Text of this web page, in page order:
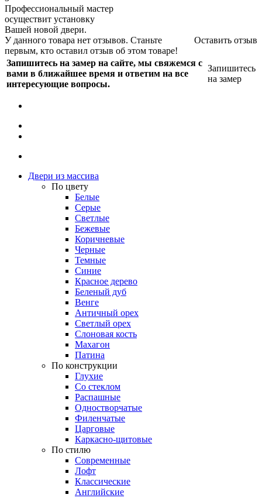
Профессиональный мастер
осуществит установку
Вашей новой двери.
Оставить отзыв
У данного товара нет отзывов. Станьте
первым, кто оставил отзыв об этом товаре!
Запишитесь на замер на сайте, мы свяжемся с
вами в ближайшее время и ответим на все
интересующие вопросы.
Запишитесь
на замер
Двери из массива
По цвету
Белые
Серые
Светлые
Бежевые
Коричневые
Черные
Темные
Синие
Красное дерево
Беленый дуб
Венге
Античный орех
Светлый орех
Слоновая кость
Махагон
Патина
По конструкции
Глухие
Со стеклом
Распашные
Одностворчатые
Филенчатые
Царговые
Каркасно-щитовые
По стилю
Современные
Лофт
Классические
Английские